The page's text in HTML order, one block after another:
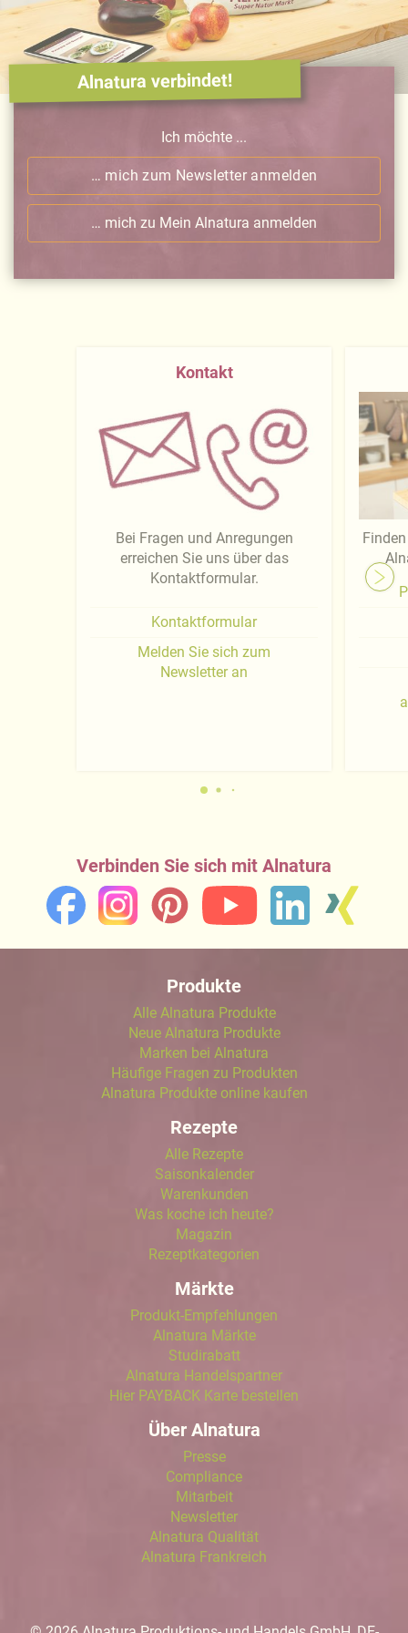
Alnatura verbindet!
Ich möchte ...
… mich zum Newsletter anmelden
… mich zu Mein Alnatura anmelden
Kontakt
Bei Fragen und Anregungen
erreichen Sie uns über das
Kontaktformular.
Kontaktformular
Melden Sie sich zum
Newsletter an
Verbinden Sie sich mit Alnatura
Produkte
Alle Alnatura Produkte
Neue Alnatura Produkte
Marken bei Alnatura
Häufige Fragen zu Produkten
Alnatura Produkte online kaufen
Rezepte
Alle Rezepte
Saisonkalender
Warenkunden
Was koche ich heute?
Magazin
Rezeptkategorien
Märkte
Produkt-Empfehlungen
Alnatura Märkte
Studirabatt
Alnatura Handelspartner
Hier PAYBACK Karte bestellen
Über Alnatura
Presse
Compliance
Mitarbeit
Newsletter
Alnatura Qualität
Alnatura Frankreich